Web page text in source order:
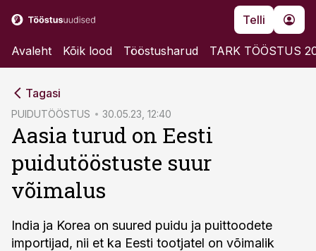
Telli
Avaleht Kõik lood Tööstusharud TARK TÖÖSTUS
Tagasi
PUIDUTÖÖSTUS 30.05.23, 12:40
Aasia turud on Eesti
puidutööstuste suur
võimalus
India ja Korea on suured puidu ja puittoodete
importijad, nii et ka Eesti tootjatel on võimalik